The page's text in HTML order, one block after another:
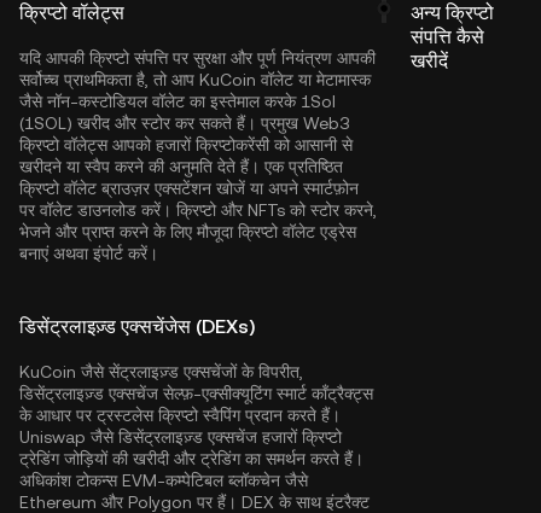
क्रिप्टो वॉलेट्स
यदि आपकी क्रिप्टो संपत्ति पर सुरक्षा और पूर्ण नियंत्रण आपकी
सर्वोच्च प्राथमिकता है, तो आप KuCoin वॉलेट या मेटामास्क
जैसे नॉन-कस्टोडियल वॉलेट का इस्तेमाल करके 1Sol
(1SOL) खरीद और स्टोर कर सकते हैं। प्रमुख Web3
क्रिप्टो वॉलेट्स आपको हजारों क्रिप्टोकरेंसी को आसानी से
खरीदने या स्वैप करने की अनुमति देते हैं। एक प्रतिष्ठित
क्रिप्टो वॉलेट ब्राउज़र एक्सटेंशन खोजें या अपने स्मार्टफ़ोन
पर वॉलेट डाउनलोड करें। क्रिप्टो और NFTs को स्टोर करने,
भेजने और प्राप्त करने के लिए मौजूदा क्रिप्टो वॉलेट एड्रेस
बनाएं अथवा इंपोर्ट करें।
डिसेंट्रलाइज़्ड एक्सचेंजेस (DEXs)
KuCoin जैसे सेंट्रलाइज़्ड एक्सचेंजों के विपरीत,
डिसेंट्रलाइज़्ड एक्सचेंज सेल्फ़-एक्सीक्यूटिंग स्मार्ट कॉंट्रैक्ट्स
के आधार पर ट्रस्टलेस क्रिप्टो स्वैपिंग प्रदान करते हैं।
Uniswap जैसे डिसेंट्रलाइज़्ड एक्सचेंज हजारों क्रिप्टो
ट्रेडिंग जोड़ियों की खरीदी और ट्रेडिंग का समर्थन करते हैं।
अधिकांश टोकन्स EVM-कम्पेटिबल ब्लॉकचेन जैसे
Ethereum और Polygon पर हैं। DEX के साथ इंटरैक्ट
अन्य क्रिप्टो
संपत्ति कैसे
खरीदें